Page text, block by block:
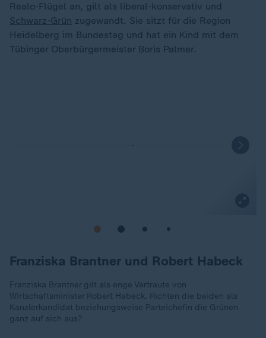
Realo-Flügel an, gilt als liberal-konservativ und
Schwarz-Grün zugewandt. Sie sitzt für die Region
Heidelberg im Bundestag und hat ein Kind mit dem
Tübinger Oberbürgermeister Boris Palmer.
Franziska Brantner und Robert Habeck
Franziska Brantner gilt als enge Vertraute von
Wirtschaftsminister Robert Habeck. Richten die beiden als
Kanzlerkandidat beziehungsweise Parteichefin die Grünen
ganz auf sich aus?